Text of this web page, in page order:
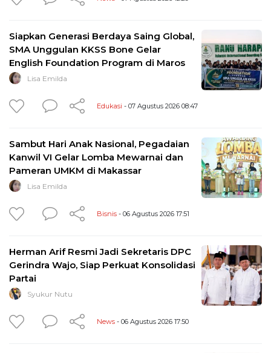
Siapkan Generasi Berdaya Saing Global,
SMA Unggulan KKSS Bone Gelar
English Foundation Program di Maros
Lisa Emilda
Edukasi - 07 Agustus 2026 08:47
Sambut Hari Anak Nasional, Pegadaian
Kanwil VI Gelar Lomba Mewarnai dan
Pameran UMKM di Makassar
Lisa Emilda
Bisnis - 06 Agustus 2026 17:51
Herman Arif Resmi Jadi Sekretaris DPC
Gerindra Wajo, Siap Perkuat Konsolidasi
Partai
Syukur Nutu
News - 06 Agustus 2026 17:50